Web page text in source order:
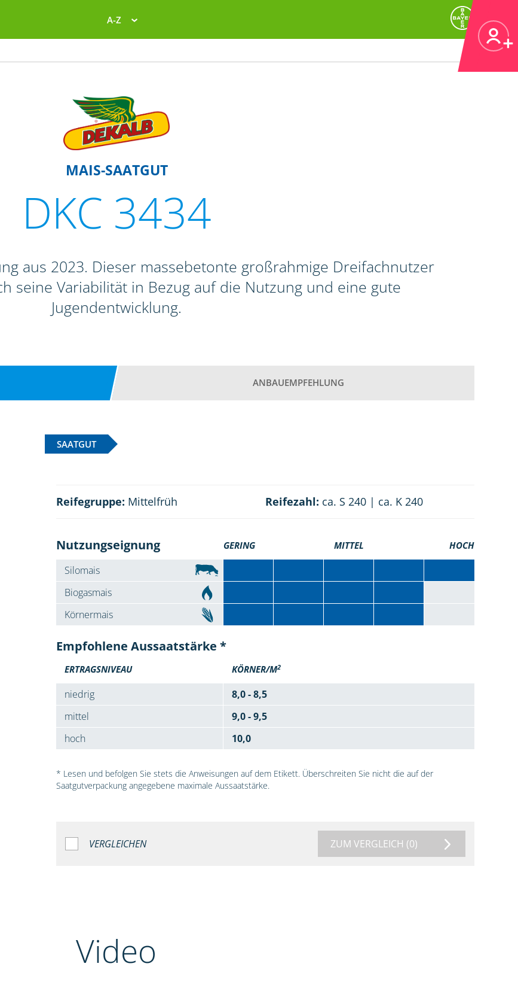
A-Z
MAIS-SAATGUT
DKC 3434
aus 2023. Dieser massebetonte großrahmige Dreifachnutzer
seine Variabilität in Bezug auf die Nutzung und eine gute
Jugendentwicklung.
ANBAUEMPFEHLUNG
SAATGUT
Reifegruppe: Mittelfrüh Reifezahl: ca. S 240 | ca. K 240
Nutzungseignung GERING MITTEL HOCH
Silomais
Biogasmais
Körnermais
Empfohlene Aussaatstärke *
ERTRAGSNIVEAU KÖRNER/M2
niedrig
8,0 - 8,5
mittel
9,0 - 9,5
hoch
10,0
* Lesen und befolgen Sie stets die Anweisungen auf dem Etikett. Überschreiten Sie nicht die auf der
Saatgutverpackung angegebene maximale Aussaatstärke.
VERGLEICHEN ZUM VERGLEICH (0)
Video